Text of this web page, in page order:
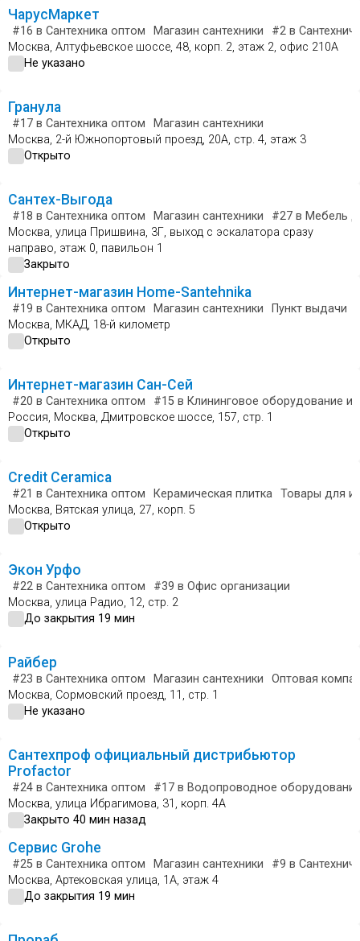
ЧарусМаркет
#16 в Сантехника оптом Магазин сантехники #2 в
Москва, Алтуфьевское шоссе, 48, корп. 2, этаж 2, офис 210А
Не указано
Гранула
#17 в Сантехника оптом
Магазин сантехники
Москва, 2-й Южнопортовый проезд, 20А, стр. 4, этаж 3
Открыто
Сантех-Выгода
#18 в Сантехника оптом Магазин сантехники #27 в Мебель
Москва, улица Пришвина, 3Г, выход с эскалатора сразу
направо, этаж 0, павильон 1
Закрыто
Интернет-магазин Home-Santehnika
#19 в Сантехника оптом Магазин сантехники
Пункт выдачи
Москва, МКАД, 18-й километр
Открыто
Интернет-магазин Сан-Сей
#20 в Сантехника оптом #15 в Клининговое оборудование и
Россия, Москва, Дмитровское шоссе, 157, стр. 1
Открыто
Credit Ceramica
#21 в Сантехника оптом Керамическая плитка Товары для
Москва, Вятская улица, 27, корп. 5
Открыто
Экон Урфо
#22 в Сантехника оптом #39 в Офис организации
Москва, улица Радио, 12, стр. 2
До закрытия 19 мин
Райбер
#23 в Сантехника оптом Магазин сантехники
Оптовая
Москва, Сормовский проезд, 11, стр. 1
Не указано
Сантехпроф официальный дистрибьютор
Profactor
#24 в Сантехника оптом #17 в Водопроводное
Москва, улица Ибрагимова, 31, корп. 4А
Закрыто 40 мин назад
Сервис Grohe
#25 в Сантехника оптом Магазин сантехники #9 в
Москва, Артековская улица, 1А, этаж 4
До закрытия 19 мин